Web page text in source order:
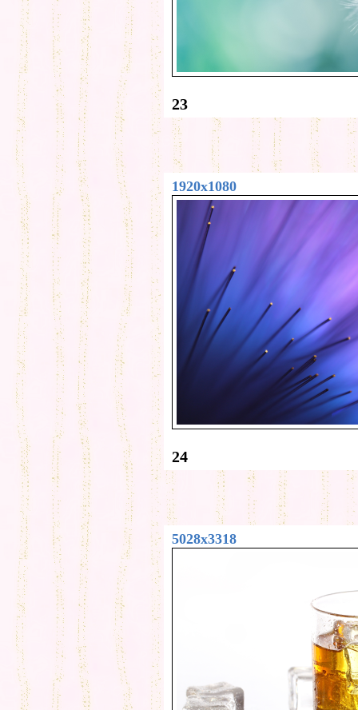
23
1920x1080
24
5028x3318